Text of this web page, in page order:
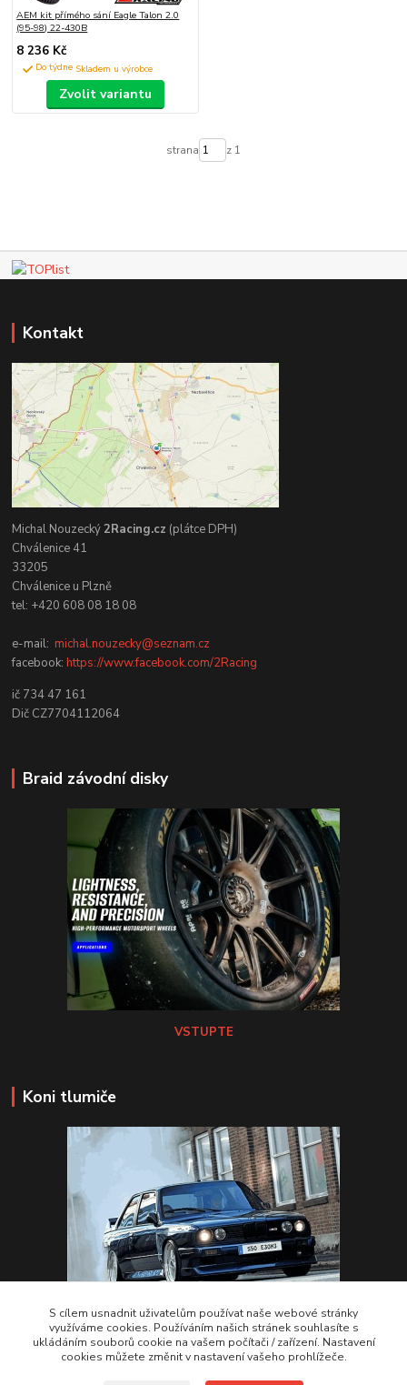
AEM kit přímého sání Eagle Talon 2.0
(95-98) 22-430B
8 236 Kč
Do týdne
Zvolit variantu
strana z 1
Kontakt
Michal Nouzecký2Racing.cz (plátce DPH)
Chválenice 41
33205
Chválenice u Plzně
tel: +420 608 08 18 08
e-mail:michal.nouzecky@seznam.cz
facebook:https://www.facebook.com/2Racing
ič 734 47 161
Dič CZ7704112064
Braid závodní disky
VSTUPTE
Koni tlumiče
VSTUPTE Koni tlumiče
S cílem usnadnit uživatelům používat naše webové stránky
využíváme cookies. Používáním našich stránek souhlasíte s
ukládáním souborů cookie na vašem počítači / zařízení. Nastavení
cookies můžete změnit v nastavení vašeho prohlížeče.